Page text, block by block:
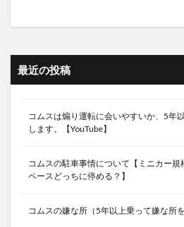
最近の投稿
コムスは煽り運転に会いやすいか、5年
します。【YouTube】
コムスの駐車事情について【ミニカー
ペースどっちに停める？】
コムスの嫌な所（5年以上乗って嫌な所